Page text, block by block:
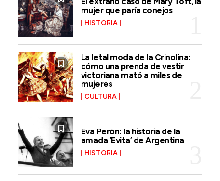
mujer que paría conejos
HISTORIA
La letal moda de la Crinolina:
cómo una prenda de vestir
victoriana mató a miles de
mujeres
CULTURA
Eva Perón: la historia de la
amada ‘Evita’ de Argentina
HISTORIA